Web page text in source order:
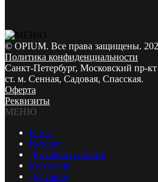
© OPIUM. Все права защищены.
Политика конфиденциальности
Санкт-Петербург, Московский пр-кт
ст. м. Сенная, Садовая, Спасская.
Оферта
Реквизиты
МЕНЮ
О нас
Каталог
Доставка и оплата
Контакты
Доставка